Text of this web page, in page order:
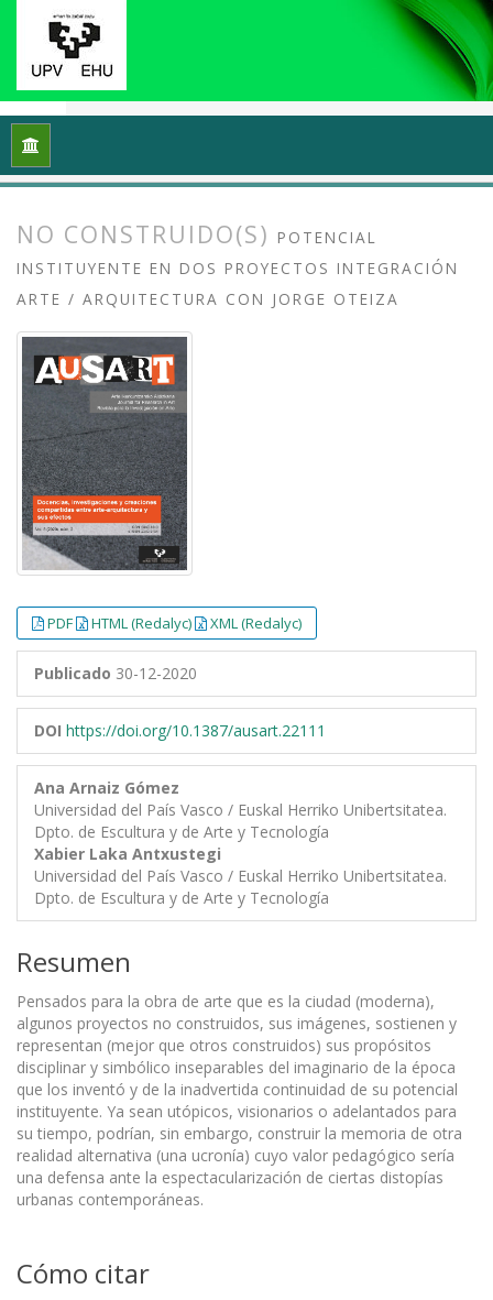
Inicio
NO CONSTRUIDO(S) POTENCIAL
INSTITUYENTE EN DOS PROYECTOS INTEGRACIÓN
ARTE / ARQUITECTURA CON JORGE OTEIZA
PDF HTML (Redalyc) XML (Redalyc)
Publicado 30-12-2020
DOI https://doi.org/10.1387/ausart.22111
Ana Arnaiz Gómez
Universidad del País Vasco / Euskal Herriko Unibertsitatea.
Dpto. de Escultura y de Arte y Tecnología
Xabier Laka Antxustegi
Universidad del País Vasco / Euskal Herriko Unibertsitatea.
Dpto. de Escultura y de Arte y Tecnología
Resumen
Pensados para la obra de arte que es la ciudad (moderna),
algunos proyectos no construidos, sus imágenes, sostienen y
representan (mejor que otros construidos) sus propósitos
disciplinar y simbólico inseparables del imaginario de la época
que los inventó y de la inadvertida continuidad de su potencial
instituyente. Ya sean utópicos, visionarios o adelantados para
su tiempo, podrían, sin embargo, construir la memoria de otra
realidad alternativa (una ucronía) cuyo valor pedagógico sería
una defensa ante la espectacularización de ciertas distopías
urbanas contemporáneas.
Cómo citar